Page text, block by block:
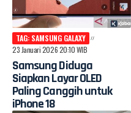
TAG: SAMSUNG GALAXY
23 Januari 2026 20:10 WIB
Samsung Diduga
Siapkan Layar OLED
Paling Canggih untuk
iPhone 18